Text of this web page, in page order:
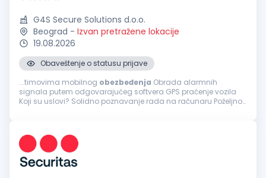
G4S Secure Solutions d.o.o.
Beograd - Izvan pretražene lokacije
19.08.2026
Obaveštenje o statusu prijave
...timovima mobilnog obezbeđenja Obrada alarmnih
signala putem odgovarajućeg softvera GPS praćenje vozila
Koji su uslovi? Solidno poznavanje rada na računaru Poželjno